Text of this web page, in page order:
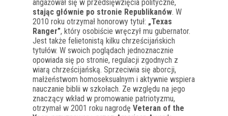
angażował się w przedsięwzięcia polityczne,
stając głównie po stronie Republikanów. W
2010 roku otrzymał honorowy tytuł: „Texas
Ranger”, który osobiście wręczył mu gubernator.
Jest także felietonistą kilku chrześcijańskich
tytułów. W swoich poglądach jednoznacznie
opowiada się po stronie, regulacji zgodnych z
wiarą chrześcijańską. Sprzeciwia się aborcji,
małżeństwom homoseksualnym i aktywnie wspiera
nauczanie biblii w szkołach. Ze względu na jego
znaczący wkład w promowanie patriotyzmu,
otrzymał w 2001 roku nagrodę Veteran of the